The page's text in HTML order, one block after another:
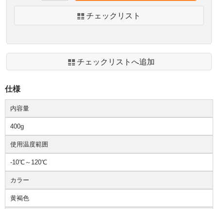
チェックリスト
チェックリストへ追加
仕様
内容量
400g
使用温度範囲
-10℃～120℃
カラー
黄褐色